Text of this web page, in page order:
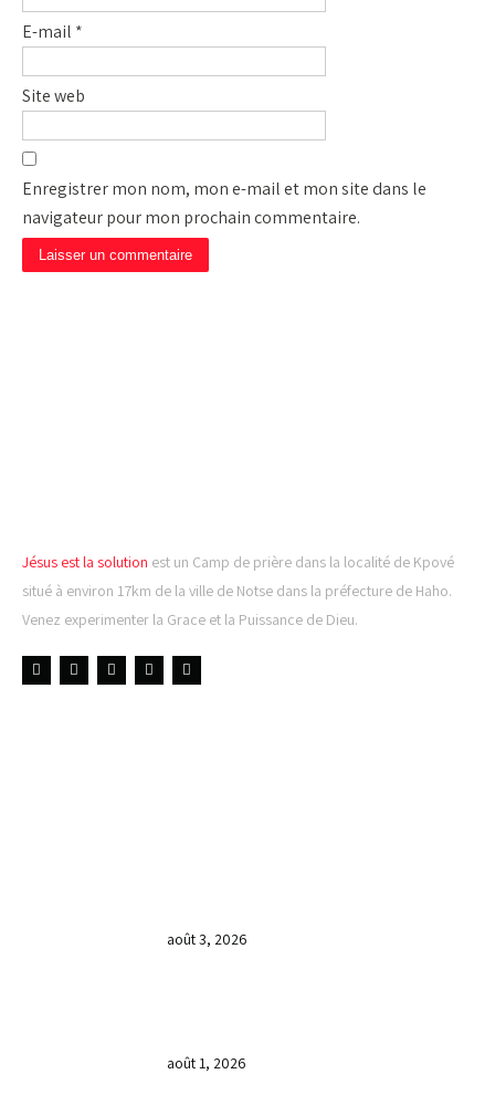
E-mail *
Site web
Enregistrer mon nom, mon e-mail et mon site dans le
navigateur pour mon prochain commentaire.
Jésus est la solution est un Camp de prière dans la localité de Kpové
situé à environ 17km de la ville de Notse dans la préfecture de Haho.
Venez experimenter la Grace et la Puissance de Dieu.
août 3, 2026
août 1, 2026